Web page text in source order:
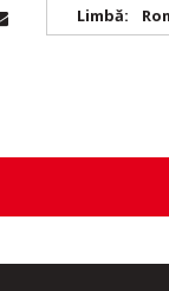
Limbă: